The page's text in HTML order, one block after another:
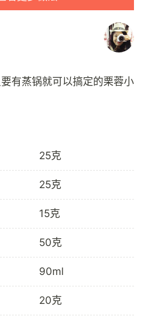
有蒸锅就可以搞定的栗蓉小
25克
25克
15克
50克
90ml
20克